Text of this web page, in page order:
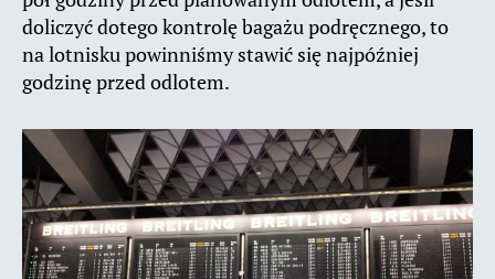
doliczyć dotego kontrolę bagażu podręcznego, to
na lotnisku powinniśmy stawić się najpóźniej
godzinę przed odlotem.